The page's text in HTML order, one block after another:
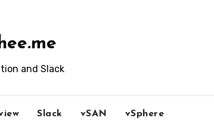
and Slack
Slack vSAN vSphere